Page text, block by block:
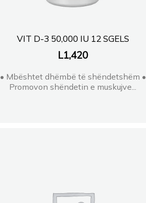
VIT D-3 50,000 IU 12 SGELS
L1,420
• Mbështet dhëmbë të shëndetshëm •
Promovon shëndetin e muskujve...